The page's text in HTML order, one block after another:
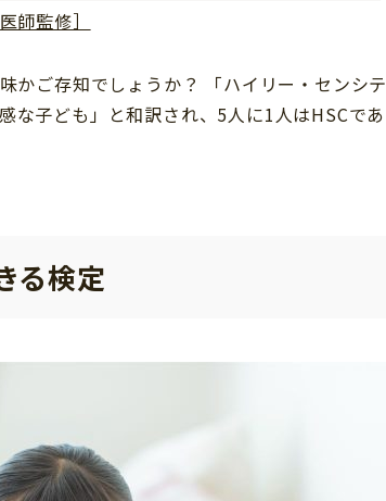
師監修］
かご存知でしょうか？ 「ハイリー・センシテ
な子ども」と和訳され、5人に1人はHSCであ
る検定